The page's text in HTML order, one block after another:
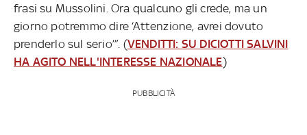
frasi su Mussolini. Ora qualcuno gli crede, ma un
giorno potremmo dire ‘Attenzione, avrei dovuto
prenderlo sul serio’”. (VENDITTI: SU DICIOTTI SALVINI
HA AGITO NELL'INTERESSE NAZIONALE)
PUBBLICITÀ